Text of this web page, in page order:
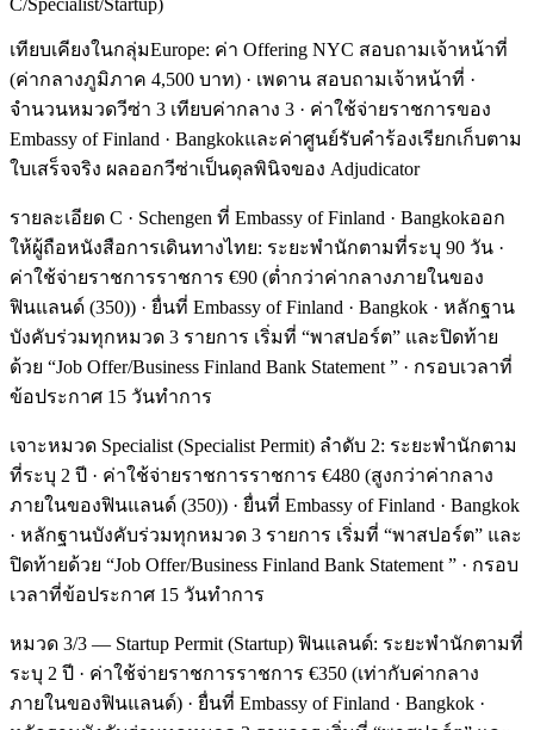
C/Specialist/Startup)
เทียบเคียงในกลุ่มEurope: ค่า Offering NYC สอบถามเจ้าหน้าที่
(ค่ากลางภูมิภาค 4,500 บาท) · เพดาน สอบถามเจ้าหน้าที่ ·
จำนวนหมวดวีซ่า 3 เทียบค่ากลาง 3 · ค่าใช้จ่ายราชการของ
Embassy of Finland · Bangkokและค่าศูนย์รับคำร้องเรียกเก็บตาม
ใบเสร็จจริง ผลออกวีซ่าเป็นดุลพินิจของ Adjudicator
รายละเอียด C · Schengen ที่ Embassy of Finland · Bangkokออก
ให้ผู้ถือหนังสือการเดินทางไทย: ระยะพำนักตามที่ระบุ 90 วัน ·
ค่าใช้จ่ายราชการราชการ €90 (ต่ำกว่าค่ากลางภายในของ
ฟินแลนด์ (350)) · ยื่นที่ Embassy of Finland · Bangkok · หลักฐาน
บังคับร่วมทุกหมวด 3 รายการ เริ่มที่ “พาสปอร์ต” และปิดท้าย
ด้วย “Job Offer/Business Finland Bank Statement ” · กรอบเวลาที่
ข้อประกาศ 15 วันทำการ
เจาะหมวด Specialist (Specialist Permit) ลำดับ 2: ระยะพำนักตาม
ที่ระบุ 2 ปี · ค่าใช้จ่ายราชการราชการ €480 (สูงกว่าค่ากลาง
ภายในของฟินแลนด์ (350)) · ยื่นที่ Embassy of Finland · Bangkok
· หลักฐานบังคับร่วมทุกหมวด 3 รายการ เริ่มที่ “พาสปอร์ต” และ
ปิดท้ายด้วย “Job Offer/Business Finland Bank Statement ” · กรอบ
เวลาที่ข้อประกาศ 15 วันทำการ
หมวด 3/3 — Startup Permit (Startup) ฟินแลนด์: ระยะพำนักตามที่
ระบุ 2 ปี · ค่าใช้จ่ายราชการราชการ €350 (เท่ากับค่ากลาง
ภายในของฟินแลนด์) · ยื่นที่ Embassy of Finland · Bangkok ·